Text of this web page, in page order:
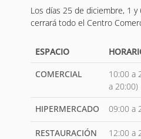
Los días 25 de diciembre, 1
cerrará todo el Centro
ESPACIO
COMERCIAL
10:00 a
a 20:00)
HIPERMERCADO
09:00 a
RESTAURACIÓN
12:00 a